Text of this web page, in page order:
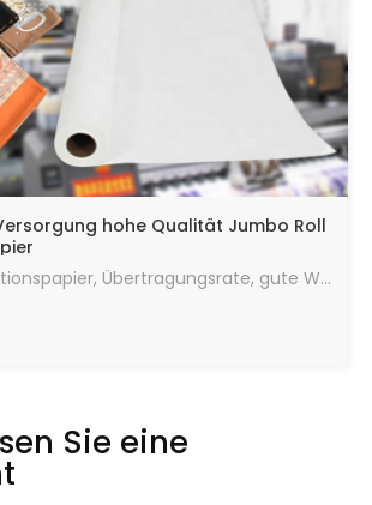
hohe Qualität Jumbo Roll
50gsm Sublimationspapier, Übertragungsrate, gute Wärmeübertragungswirkung, die maximale Menge an Tinte, schnelle Trocknungsgeschwindigkeit, laufend in gutem Zustand.
Sie eine